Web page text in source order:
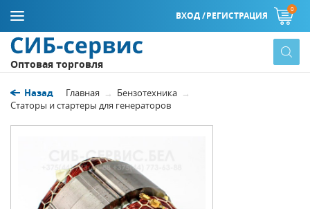
ВХОД /РЕГИСТРАЦИЯ
0
Оптовая торговля
Назад Главная
Бензотехника
Статоры и стартеры для генераторов